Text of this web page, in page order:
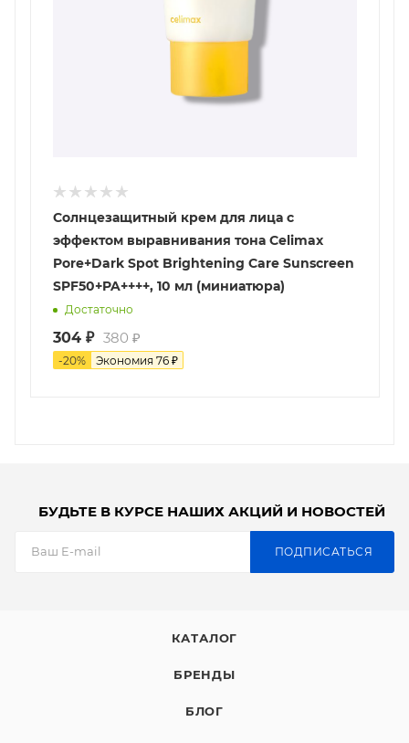
Солнцезащитный крем для лица с
эффектом выравнивания тона Celimax
Pore+Dark Spot Brightening Care Sunscreen
SPF50+PA++++, 10 мл (миниатюра)
Достаточно
304 ₽ 380 ₽
-20% Экономия 76 ₽
БУДЬТЕ В КУРСЕ НАШИХ АКЦИЙ И НОВОСТЕЙ
ПОДПИСАТЬСЯ
КАТАЛОГ
БРЕНДЫ
БЛОГ